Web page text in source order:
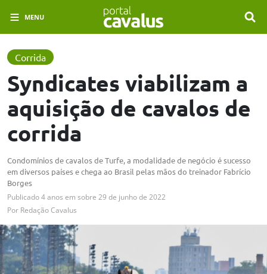
MENU
Corrida
Syndicates viabilizam a
aquisição de cavalos de
corrida
Condomínios de cavalos de Turfe, a modalidade de negócio é sucesso
em diversos países e chega ao Brasil pelas mãos do treinador Fabrício
Borges
Publicado4 anos em sobre 29 de junho de 2022
Por Redação Cavalus